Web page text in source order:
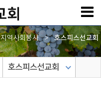
지역사회봉사 > 호스피스선교회
호스피스선교회